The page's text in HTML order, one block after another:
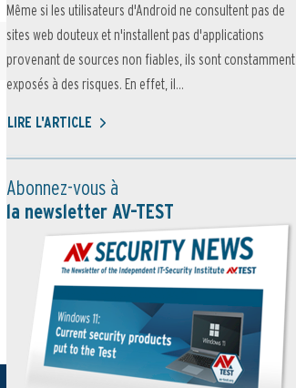
Même si les utilisateurs d'Android ne consultent pas de
sites web douteux et n'installent pas d'applications
provenant de sources non fiables, ils sont constamment
exposés à des risques. En effet, il...
LIRE L'ARTICLE
Abonnez-vous à
la newsletter AV-TEST